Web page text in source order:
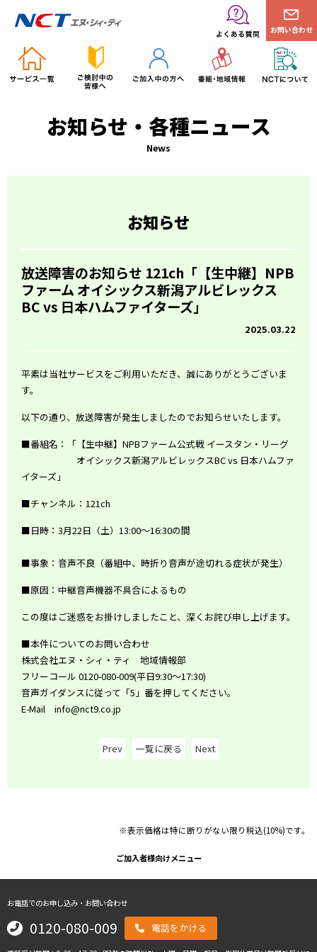
お問い合わせ
お知らせ・各種ニュース
News
お知らせ
放送障害のお知らせ 121ch「【生中継】NPB
ファーム オイシックス新潟アルビレックス
BC vs 日本ハムファイターズ」
2025.03.22
平素は当社サービスをご利用いただき、誠にありがとうございま
す。
以下の通り、放送障害が発生しましたのでお知らせいたします。
■番組名：「【生中継】NPBファーム公式戦 イースタン・リーグ
オイシックス新潟アルビレックスBC vs 日本ハムファ
イターズ」
■チャンネル：121ch
■日時：3月22日（土）13:00～16:30の間
■事象：音声不良（番組中、時折り音声が途切れる症状が発生）
■原因：中継音声機器不具合によるもの
この度はご迷惑をお掛けしましたこと、深くお詫び申し上げます。
■本件についてのお問い合わせ
株式会社エヌ・シィ・ティ 地域情報部
フリーコール 0120-080-009(平日9:30～17:30)
音声ガイダンスに従って「5」番を押してください。
E-Mail info@nct9.co.jp
Prev 一覧に戻る Next
※表示価格は特に断りがない限り税込(10%)です。
ご加入者様向けメニュー
お電話でのお申し込み・お問い合わせ
0120-080-009 電話をかける